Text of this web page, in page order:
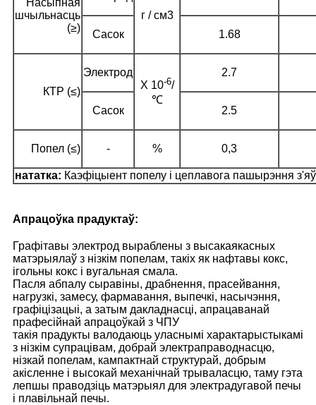
шчыльнасць
(≥)
г / см3
Сасок 1.68
КТР (≤)
Электрод
X 10-6/
℃
2.7
Сасок 2.5
Попел (≤) - % 0,3
нататка: Каэфіцыент попелу і цеплавога пашырэння
Апрацоўка прадуктаў:
Графітавы электрод выраблены з высакаякасных
матэрыялаў з нізкім попелам, такіх як нафтавы кокс,
ігольны кокс і вугальная смала.
Пасля абпалу сыравіны, драбнення, прасейвання,
нагрузкі, замесу, фармавання, выпечкі, насычэння,
графіцізацыі, а затым дакладнасці, апрацаванай
прафесійнай апрацоўкай з ЧПУ
такія прадукты валодаюць уласнымі характарыстыкамі
з нізкім супрацівам, добрай электраправоднасцю,
нізкай попелам, кампактнай структурай, добрым
акісленне і высокай механічнай трываласцю, таму гэта
лепшы праводзіць матэрыял для электрадугавой печы
і плавільнай печы.